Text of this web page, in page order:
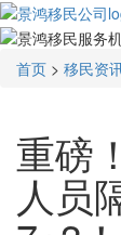
首页 > 移民资
重磅
人员